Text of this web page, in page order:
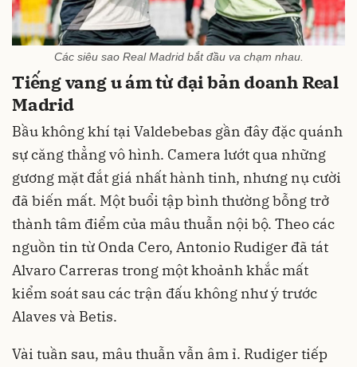
Các siêu sao Real Madrid bắt đầu va chạm nhau.
Tiếng vang u ám từ đại bản doanh Real
Madrid
Bầu không khí tại Valdebebas gần đây đặc quánh
sự căng thẳng vô hình. Camera lướt qua những
gương mặt đắt giá nhất hành tinh, nhưng nụ cười
đã biến mất. Một buổi tập bình thường bỗng trở
thành tâm điểm của mâu thuẫn nội bộ. Theo các
nguồn tin từ Onda Cero, Antonio Rudiger đã tát
Alvaro Carreras trong một khoảnh khắc mất
kiểm soát sau các trận đấu không như ý trước
Alaves và Betis.
Vài tuần sau, mâu thuẫn vẫn âm ỉ. Rudiger tiếp